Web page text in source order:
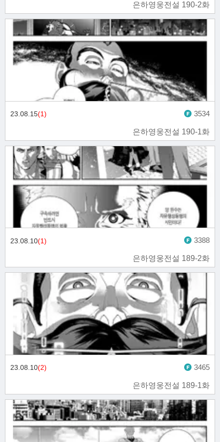
은하영웅전설 190-2화
은하영웅전설 190-1화
23.08.15(1) 3534
은하영웅전설 189-2화
23.08.10(1) 3388
은하영웅전설 189-1화
23.08.10(2) 3465